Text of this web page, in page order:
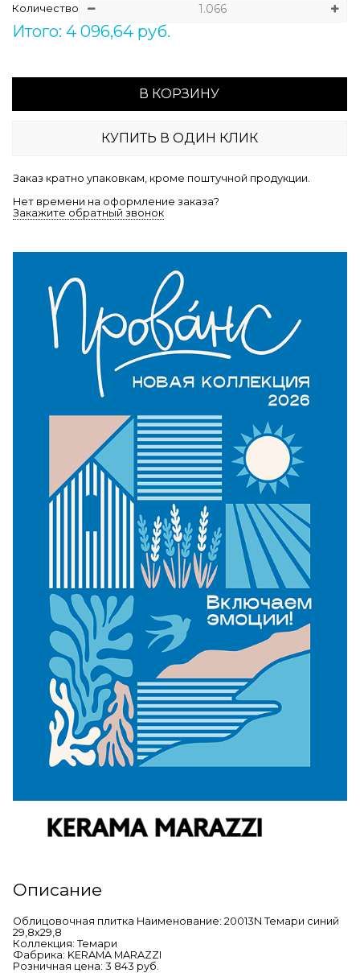
Количество
Итого: 4 096,64 руб.
В КОРЗИНУ
КУПИТЬ В ОДИН КЛИК
Заказ кратно упаковкам, кроме поштучной продукции.
Нет времени на оформление заказа?
Закажите обратный звонок
Описание
Облицовочная плитка Наименование: 20013N Темари синий
29,8х29,8
Коллекция: Темари
Фабрика: KERAMA MARAZZI
Розничная цена: 3 843 руб.